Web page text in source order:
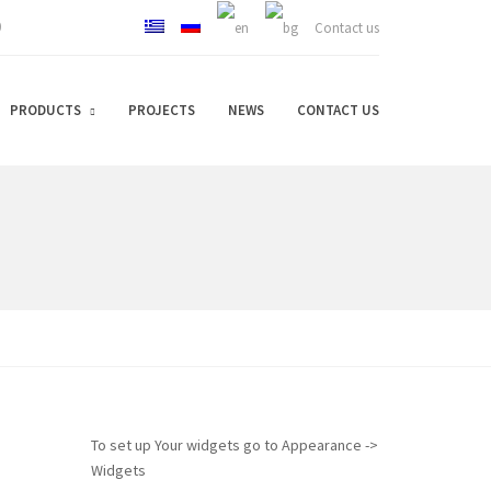
Contact us
PRODUCTS PROJECTS NEWS CONTACT US
To set up Your widgets go to Appearance ->
Widgets